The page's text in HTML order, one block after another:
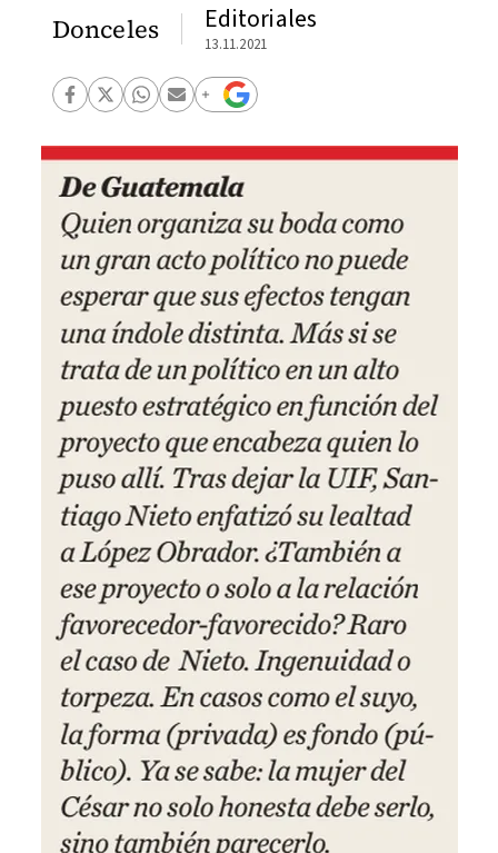
Donceles Editoriales
13.11.2021